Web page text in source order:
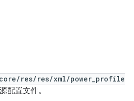
res/res/xml/power_profile
配置文件。